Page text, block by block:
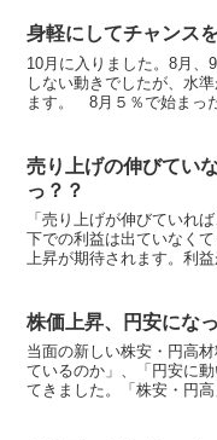
身軽にしてチャンス
10月に入りました。8月、
しない動きでしたが、水
ます。 8月５％で始まっ
売り上げの伸びてい
っ？？
「売り上げが伸びていれ
下での利益は出ていなく
上昇が期待されます。利
株価上昇、円安にな
当面の新しい株安・円高
ているのか」、「円安に
てきました。「株安・円